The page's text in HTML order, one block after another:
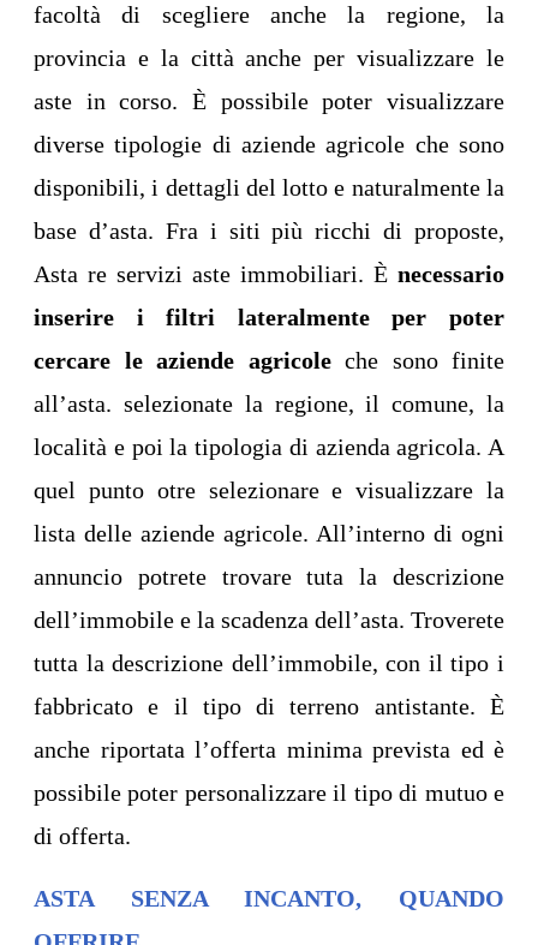
facoltà di scegliere anche la regione, la
provincia e la città anche per visualizzare le
aste in corso. È possibile poter visualizzare
diverse tipologie di aziende agricole che sono
disponibili, i dettagli del lotto e naturalmente la
base d’asta. Fra i siti più ricchi di proposte,
Asta re servizi aste immobiliari. È necessario
inserire i filtri lateralmente per poter
cercare le aziende agricoleche sono finite
all’asta. selezionate la regione, il comune, la
località e poi la tipologia di azienda agricola. A
quel punto otre selezionare e visualizzare la
lista delle aziende agricole. All’interno di ogni
annuncio potrete trovare tuta la descrizione
dell’immobile e la scadenza dell’asta. Troverete
tutta la descrizione dell’immobile, con il tipo i
fabbricato e il tipo di terreno antistante. È
anche riportata l’offerta minima prevista ed è
possibile poter personalizzare il tipo di mutuo e
di offerta.
ASTA SENZA INCANTO, QUANDO